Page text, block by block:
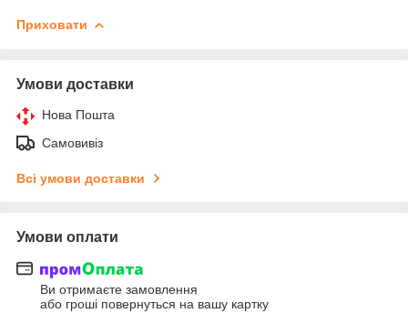
Приховати
Умови доставки
Нова Пошта
Самовивіз
Всі умови доставки
Умови оплати
Ви отримаєте замовлення
або гроші повернуться на вашу картку